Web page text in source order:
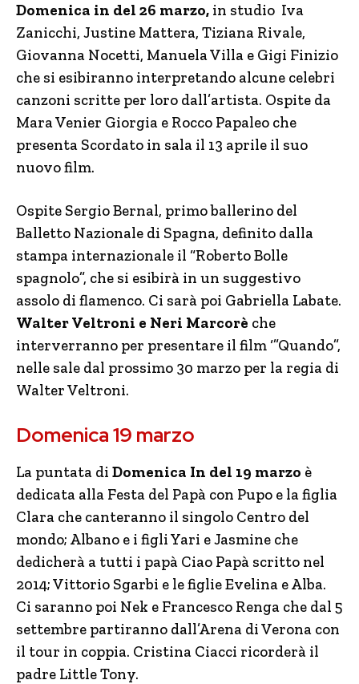
Domenica in del 26 marzo, in studio Iva
Zanicchi, Justine Mattera, Tiziana Rivale,
Giovanna Nocetti, Manuela Villa e Gigi Finizio
che si esibiranno interpretando alcune celebri
canzoni scritte per loro dall’artista. Ospite da
Mara Venier Giorgia e Rocco Papaleo che
presenta Scordato in sala il 13 aprile il suo
nuovo film.
Ospite Sergio Bernal, primo ballerino del
Balletto Nazionale di Spagna, definito dalla
stampa internazionale il “Roberto Bolle
spagnolo”, che si esibirà in un suggestivo
assolo di flamenco. Ci sarà poi Gabriella Labate.
Walter Veltroni e Neri Marcorè che
interverranno per presentare il film ‘”Quando”,
nelle sale dal prossimo 30 marzo per la regia di
Walter Veltroni.
Domenica 19 marzo
La puntata di Domenica In del 19 marzo è
dedicata alla Festa del Papà con Pupo e la figlia
Clara che canteranno il singolo Centro del
mondo; Albano e i figli Yari e Jasmine che
dedicherà a tutti i papà Ciao Papà scritto nel
2014; Vittorio Sgarbi e le figlie Evelina e Alba.
Ci saranno poi Nek e Francesco Renga che dal 5
settembre partiranno dall’Arena di Verona con
il tour in coppia. Cristina Ciacci ricorderà il
padre Little Tony.